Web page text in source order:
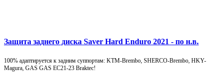
Защита заднего диска Saver Hard Enduro 2021 - по н.в.
100% адаптируется к задним суппортам: KTM-Brembo, SHERCO-Brembo, HKY-
Magura, GAS GAS EC21-23 Braktec!